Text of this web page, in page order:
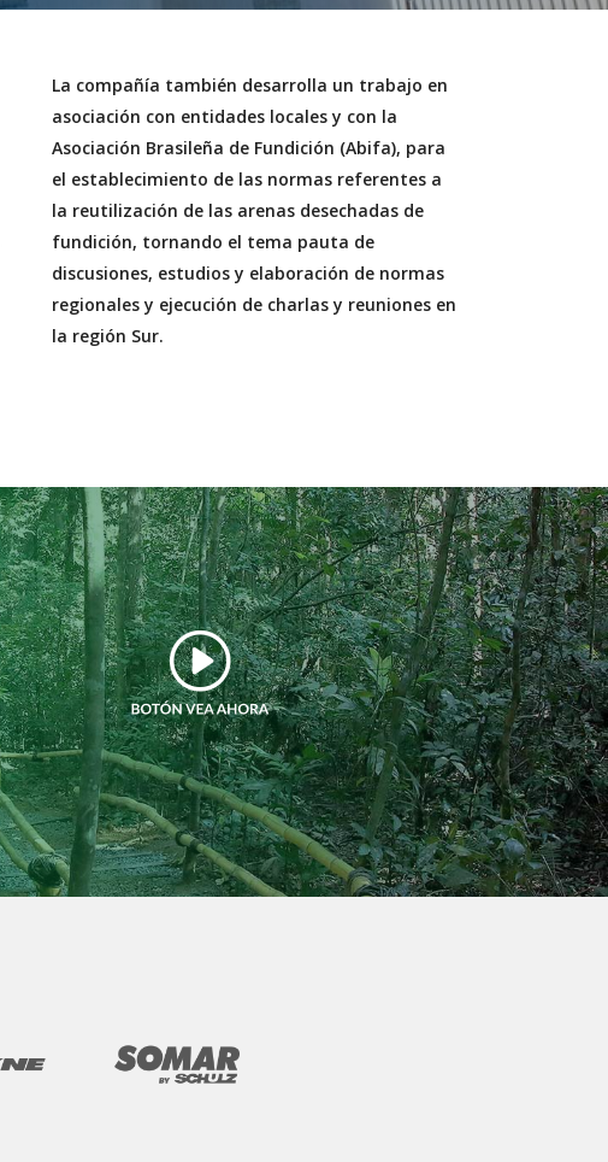
La compañía también desarrolla un trabajo en
asociación con entidades locales y con la
Asociación Brasileña de Fundición (Abifa), para
el establecimiento de las normas referentes a
la reutilización de las arenas desechadas de
fundición, tornando el tema pauta de
discusiones, estudios y elaboración de normas
regionales y ejecución de charlas y reuniones en
la región Sur.